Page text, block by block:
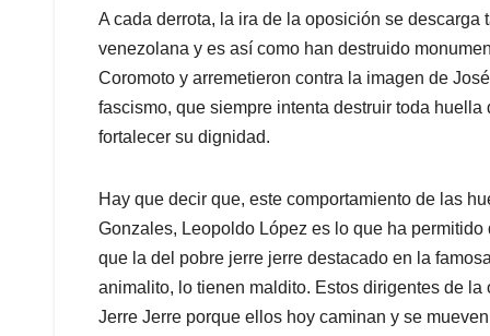
A cada derrota, la ira de la oposición se
venezolana y es así como han destruido
Coromoto y arremetieron contra la imagen de
fascismo, que siempre intenta destruir toda
fortalecer su dignidad.
Hay que decir que, este comportamiento de las
Gonzales, Leopoldo López es lo que ha
que la del pobre jerre jerre destacado en la
animalito, lo tienen maldito. Estos dirigentes de
Jerre Jerre porque ellos hoy caminan y se